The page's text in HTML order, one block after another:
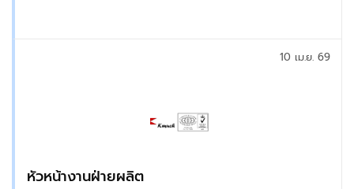
หัวหน้างานฝ่ายผลิต
10 เม.ย. 69